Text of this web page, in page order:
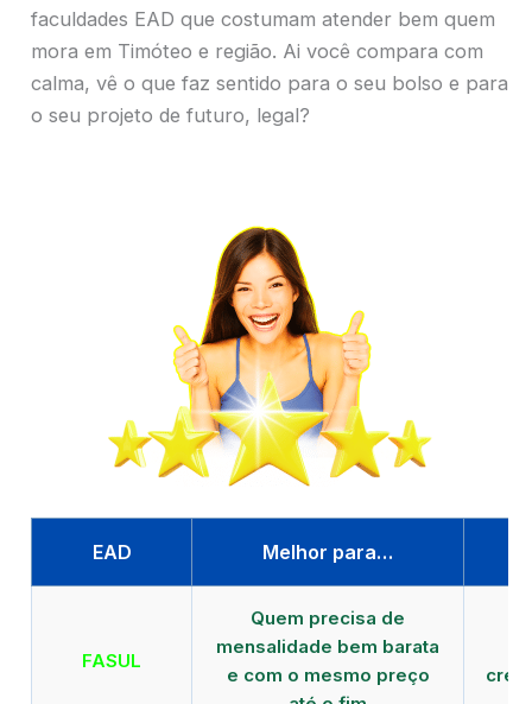
faculdades EAD que costumam atender bem quem
mora em Timóteo e região. Ai você compara com
calma, vê o que faz sentido para o seu bolso e para
o seu projeto de futuro, legal?
EAD Melhor para…
FASUL
Quem precisa de
mensalidade bem barata
e com o mesmo preço